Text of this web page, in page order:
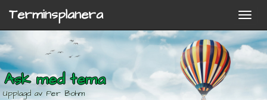
Terminsplanera
Ask med tema
Upplagd av Per Bohm